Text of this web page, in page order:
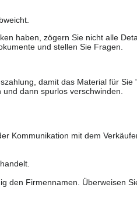
haben, zögern Sie nicht alle
und stellen Sie Fragen.
damit das Material für Sie
dann spurlos verschwinden.
Kommunikation mit dem
den Firmennamen. Überweisen